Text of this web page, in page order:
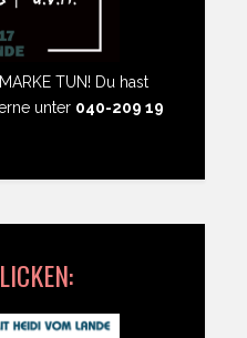
TUN! Du hast
unter 040-209 19